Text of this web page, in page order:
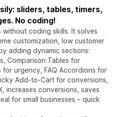
sliders, tables, timers,
No coding!
without coding skills. It solves
customization, low customer
adding dynamic sections:
Comparison Tables for
urgency, FAQ Accordions for
Add-to-Cart for conversions,
increases conversions, saves
for small businesses – quick